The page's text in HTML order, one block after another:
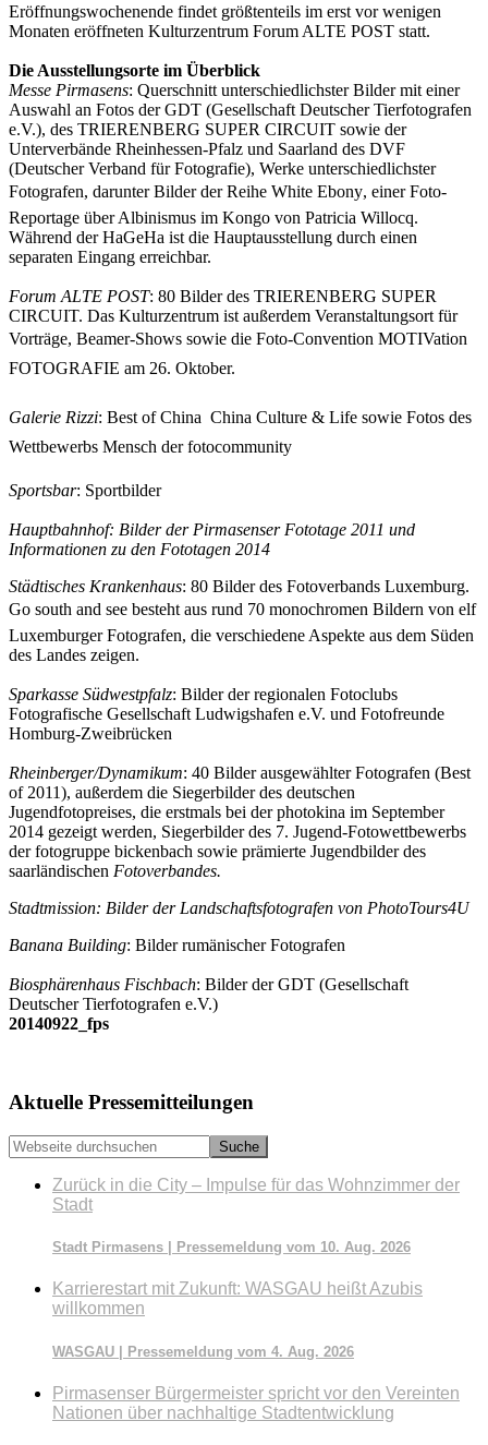
Eröffnungswochenende findet größtenteils im erst vor wenigen
Monaten eröffneten Kulturzentrum Forum ALTE POST statt.
Die Ausstellungsorte im Überblick
Messe Pirmasens: Querschnitt unterschiedlichster Bilder mit einer
Auswahl an Fotos der GDT (Gesellschaft Deutscher Tierfotografen
e.V.), des TRIERENBERG SUPER CIRCUIT sowie der
Unterverbände Rheinhessen-Pfalz und Saarland des DVF
(Deutscher Verband für Fotografie), Werke unterschiedlichster
Fotografen, darunter Bilder der Reihe White Ebony, einer Foto-
Reportage über Albinismus im Kongo von Patricia Willocq.
Während der HaGeHa ist die Hauptausstellung durch einen
separaten Eingang erreichbar.
Forum ALTE POST: 80 Bilder des TRIERENBERG SUPER
CIRCUIT. Das Kulturzentrum ist außerdem Veranstaltungsort für
Vorträge, Beamer-Shows sowie die Foto-Convention MOTIVation
FOTOGRAFIE am 26. Oktober.
Galerie Rizzi: Best of China  China Culture & Life sowie Fotos des
Wettbewerbs Mensch der fotocommunity
Sportsbar: Sportbilder
Hauptbahnhof: Bilder der Pirmasenser Fototage 2011 und
Informationen zu den Fototagen 2014
Städtisches Krankenhaus: 80 Bilder des Fotoverbands Luxemburg.
Go south and see besteht aus rund 70 monochromen Bildern von elf
Luxemburger Fotografen, die verschiedene Aspekte aus dem Süden
des Landes zeigen.
Sparkasse Südwestpfalz: Bilder der regionalen Fotoclubs
Fotografische Gesellschaft Ludwigshafen e.V. und Fotofreunde
Homburg-Zweibrücken
Rheinberger/Dynamikum: 40 Bilder ausgewählter Fotografen (Best
of 2011), außerdem die Siegerbilder des deutschen
Jugendfotopreises, die erstmals bei der photokina im September
2014 gezeigt werden, Siegerbilder des 7. Jugend-Fotowettbewerbs
der fotogruppe bickenbach sowie prämierte Jugendbilder des
saarländischen Fotoverbandes.
Stadtmission: Bilder der Landschaftsfotografen von PhotoTours4U
Banana Building: Bilder rumänischer Fotografen
Biosphärenhaus Fischbach: Bilder der GDT (Gesellschaft
Deutscher Tierfotografen e.V.)
20140922_fps
Seitenspalte
Aktuelle Pressemitteilungen
Webseite
durchsuchen
Zurück in die City – Impulse für das Wohnzimmer der
Stadt
Stadt Pirmasens | Pressemeldung vom 10. Aug. 2026
Karrierestart mit Zukunft: WASGAU heißt Azubis
willkommen
WASGAU | Pressemeldung vom 4. Aug. 2026
Pirmasenser Bürgermeister spricht vor den Vereinten
Nationen über nachhaltige Stadtentwicklung